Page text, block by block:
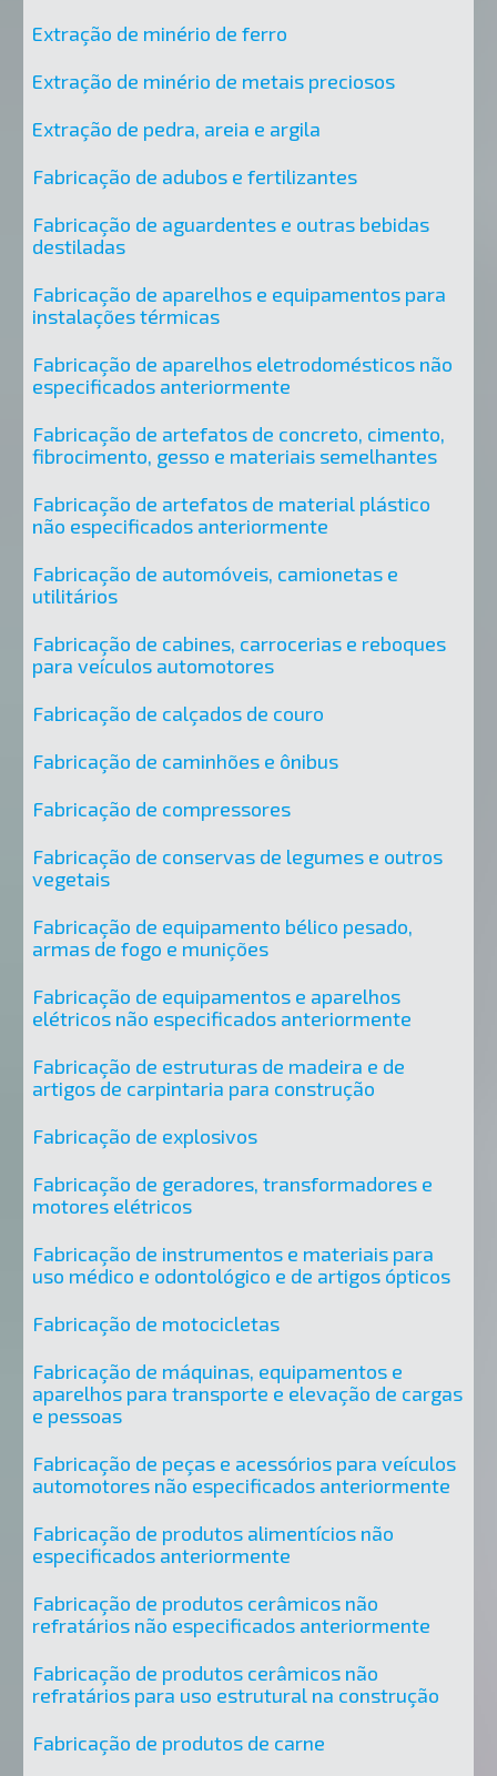
Extração de minério de ferro
Extração de minério de metais preciosos
Extração de pedra, areia e argila
Fabricação de adubos e fertilizantes
Fabricação de aguardentes e outras bebidas
destiladas
Fabricação de aparelhos e equipamentos para
instalações térmicas
Fabricação de aparelhos eletrodomésticos não
especificados anteriormente
Fabricação de artefatos de concreto, cimento,
fibrocimento, gesso e materiais semelhantes
Fabricação de artefatos de material plástico
não especificados anteriormente
Fabricação de automóveis, camionetas e
utilitários
Fabricação de cabines, carrocerias e reboques
para veículos automotores
Fabricação de calçados de couro
Fabricação de caminhões e ônibus
Fabricação de compressores
Fabricação de conservas de legumes e outros
vegetais
Fabricação de equipamento bélico pesado,
armas de fogo e munições
Fabricação de equipamentos e aparelhos
elétricos não especificados anteriormente
Fabricação de estruturas de madeira e de
artigos de carpintaria para construção
Fabricação de explosivos
Fabricação de geradores, transformadores e
motores elétricos
Fabricação de instrumentos e materiais para
uso médico e odontológico e de artigos ópticos
Fabricação de motocicletas
Fabricação de máquinas, equipamentos e
aparelhos para transporte e elevação de cargas
e pessoas
Fabricação de peças e acessórios para veículos
automotores não especificados anteriormente
Fabricação de produtos alimentícios não
especificados anteriormente
Fabricação de produtos cerâmicos não
refratários não especificados anteriormente
Fabricação de produtos cerâmicos não
refratários para uso estrutural na construção
Fabricação de produtos de carne